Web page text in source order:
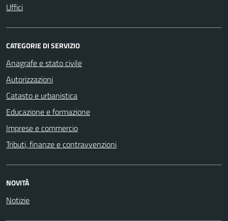
Uffici
CATEGORIE DI SERVIZIO
Anagrafe e stato civile
Autorizzazioni
Catasto e urbanistica
Educazione e formazione
Imprese e commercio
Tributi, finanze e contravvenzioni
NOVITÀ
Notizie